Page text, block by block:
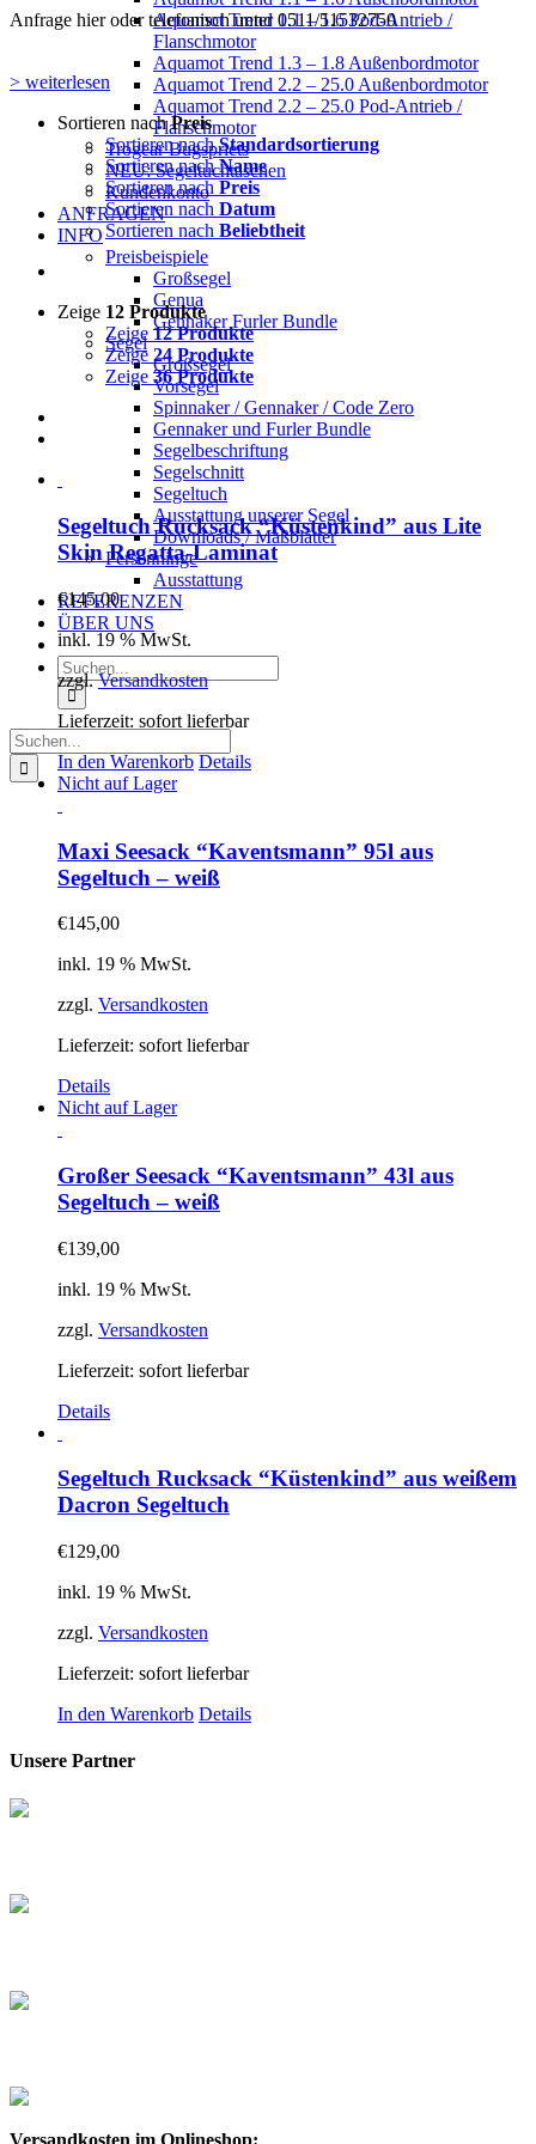
Aquamot Trend 1.1 – 1.6 Pod-Antrieb /
Flanschmotor
Aquamot Trend 1.3 – 1.8 Außenbordmotor
Aquamot Trend 2.2 – 25.0 Außenbordmotor
Aquamot Trend 2.2 – 25.0 Pod-Antrieb /
Flanschmotor
Trogear Bugspriets
NEU: Segeltuchtaschen
Kundenkonto
ANFRAGEN
INFO
Preisbeispiele
Großsegel
Genua
Gennaker Furler Bundle
Segel
Großsegel
Vorsegel
Spinnaker / Gennaker / Code Zero
Gennaker und Furler Bundle
Segelbeschriftung
Segelschnitt
Segeltuch
Ausstattung unserer Segel
Downloads / Maßblätter
Persenninge
Ausstattung
REFERENZEN
ÜBER UNS
Suche
nach:
Suche
nach:
Anfrage hier oder telefonisch unter 0511/51532750
> weiterlesen
Sortieren nachPreis
Sortieren nachStandardsortierung
Sortieren nachName
Sortieren nach Preis
Sortieren nach Datum
Sortieren nach Beliebtheit
Zeige 12 Produkte
Zeige 12 Produkte
Zeige 24 Produkte
Zeige 36 Produkte
Segeltuch Rucksack “Küstenkind” aus Lite
Skin Regatta-Laminat
€145,00
inkl. 19 % MwSt.
zzgl.Versandkosten
Lieferzeit: sofort lieferbar
In den Warenkorb Details
Nicht auf Lager
Maxi Seesack “Kaventsmann” 95l aus
Segeltuch – weiß
€145,00
inkl. 19 % MwSt.
zzgl. Versandkosten
Lieferzeit: sofort lieferbar
Details
Nicht auf Lager
Großer Seesack “Kaventsmann” 43l aus
Segeltuch – weiß
€139,00
inkl. 19 % MwSt.
zzgl. Versandkosten
Lieferzeit: sofort lieferbar
Details
Segeltuch Rucksack “Küstenkind” aus weißem
Dacron Segeltuch
€129,00
inkl. 19 % MwSt.
zzgl. Versandkosten
Lieferzeit: sofort lieferbar
In den Warenkorb Details
Unsere Partner